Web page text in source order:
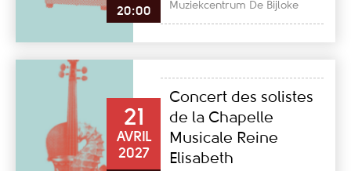
20:00 Muziekcentrum De Bijloke
21
AVRIL
2027
Concert des solistes
de la Chapelle
Musicale Reine
Elisabeth